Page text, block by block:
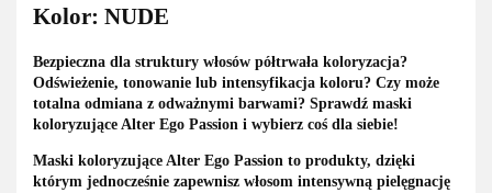
Kolor: NUDE
Bezpieczna dla struktury włosów półtrwała koloryzacja?
Odświeżenie, tonowanie lub intensyfikacja koloru? Czy może
totalna odmiana z odważnymi barwami? Sprawdź maski
koloryzujące Alter Ego Passion i wybierz coś dla siebie!
Maski koloryzujące Alter Ego Passion to produkty, dzięki
którym jednocześnie zapewnisz włosom intensywną pielęgnację